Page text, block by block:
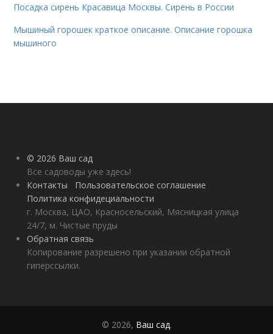
Посадка сирень Красавица Москвы. Сирень в России
Мышиный горошек краткое описание. Описание горошка
мышиного
© 2026 Ваш сад
Все садоводы уже здесь!
Контакты
Пользовательское соглашение
Политика конфидециальности
г. Москва, ЦАО, Красносельский, Мясницкая улица
24/7, м. Чистые пруды
Обратная связь
Копирование разрешено при указании обратной
гиперссылки.
© 2026, Ваш сад.